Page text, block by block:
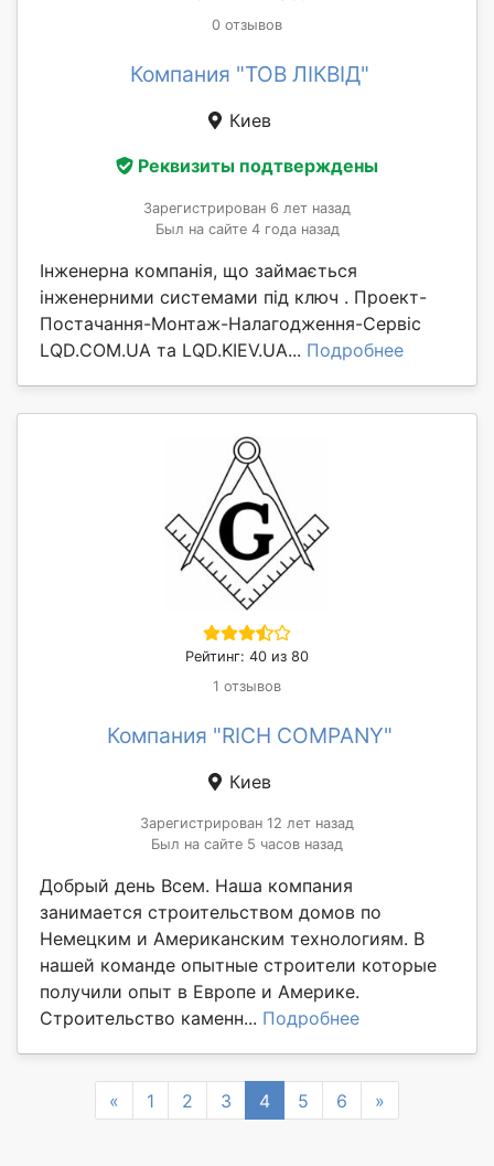
0 отзывов
Компания "ТОВ ЛІКВІД"
Киев
Реквизиты подтверждены
Зарегистрирован 6 лет назад
Был на сайте 4 года назад
Інженерна компанія, що займається
інженерними системами під ключ . Проект-
Постачання-Монтаж-Налагодження-Сервіс
LQD.COM.UA та LQD.KIEV.UA... Подробнее
Рейтинг: 40 из 80
1 отзывов
Компания "RICH COMPANY"
Киев
Зарегистрирован 12 лет назад
Был на сайте 5 часов назад
Добрый день Всем. Наша компания
занимается строительством домов по
Немецким и Американским технологиям. В
нашей команде опытные строители которые
получили опыт в Европе и Америке.
Строительство каменн... Подробнее
« Previous
1 2 3 4 5 6 »